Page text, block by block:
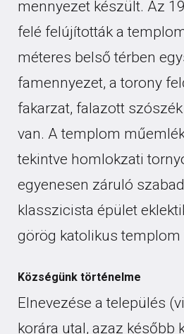
mennyezet készült. Az
felé felújították a
méteres belső térben
famennyezet, a torony
fakarzat, falazott
van. A templom
tekintve homlokzati
egyenesen záruló
klasszicista épület
görög katolikus templom
Községünk történelme
Elnevezése a település
korára utal, azaz később